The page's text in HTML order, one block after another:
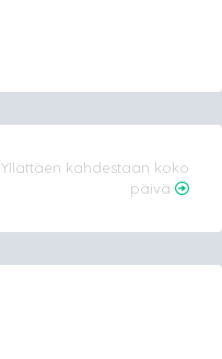
Yllättäen kahdestaan koko
päivä